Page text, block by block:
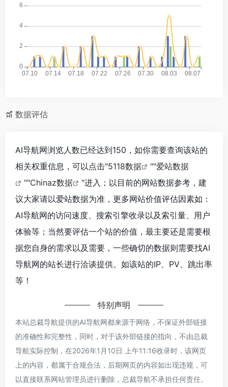
数据评估
AI导航网浏览人数已经达到150，如你需要查询该站的
相关权重信息，可以点击"5118数据 ""爱站数据
""Chinaz数据
"进入；以目前的网站数据参考，建
议大家请以爱站数据为准，更多网站价值评估因素如：
AI导航网的访问速度、搜索引擎收录以及索引量、用户
体验等；当然要评估一个站的价值，最主要还是需要根
据您自身的需求以及需要，一些确切的数据则需要找AI
导航网的站长进行洽谈提供。如该站的IP、PV、跳出率
等！
特别声明
本站总裁导航提供的AI导航网都来源于网络，不保证外部链接
的准确性和完整性，同时，对于该外部链接的指向，不由总裁
导航实际控制，在2026年1月10日 上午11:16收录时，该网页
上的内容，都属于合规合法，后期网页的内容如出现违规，可
以直接联系网站管理员进行删除，总裁导航不承担任何责任。